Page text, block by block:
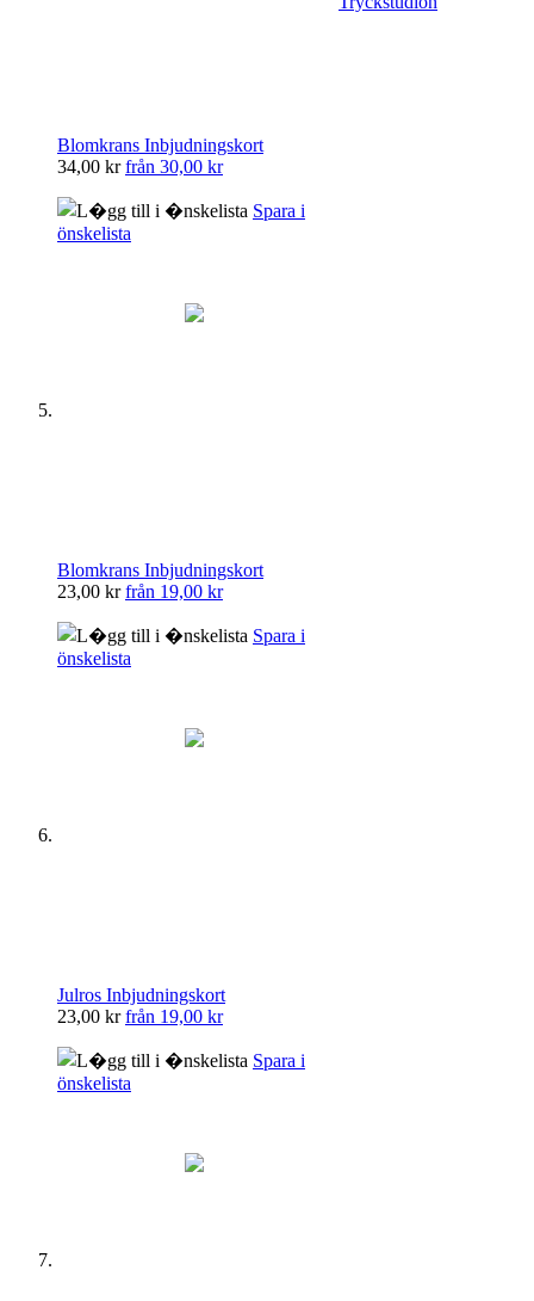
Blomkrans Inbjudningskort
34,00 kr från 30,00 kr
Spara i
önskelista
Blomkrans Inbjudningskort
23,00 kr från 19,00 kr
Spara i
önskelista
Julros Inbjudningskort
23,00 kr från 19,00 kr
Spara i
önskelista